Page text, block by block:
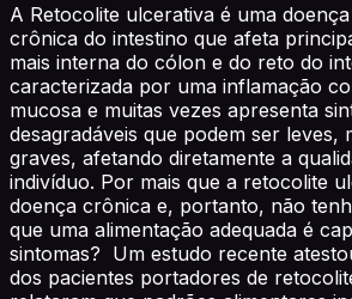
A Retocolite ulcerativa é uma
crônica do intestino que afeta
mais interna do cólon e do reto do
caracterizada por uma inflamação
mucosa e muitas vezes apresenta
desagradáveis que podem ser leves,
graves, afetando diretamente a
indivíduo. Por mais que a retocolite
doença crônica e, portanto, não
que uma alimentação adequada é
sintomas? Um estudo recente
dos pacientes portadores de